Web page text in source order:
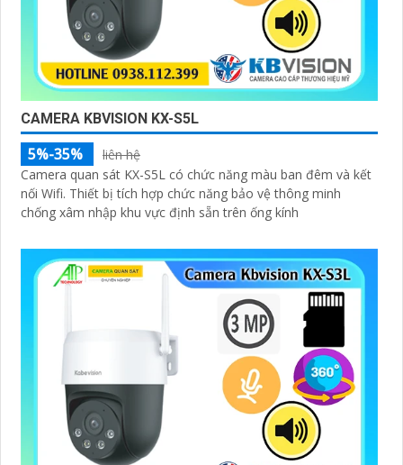
CAMERA KBVISION KX-S5L
5%-35%
liên hệ
Camera quan sát KX-S5L có chức năng màu ban đêm và kết
nối Wifi. Thiết bị tích hợp chức năng bảo vệ thông minh
chống xâm nhập khu vực định sẵn trên ống kính